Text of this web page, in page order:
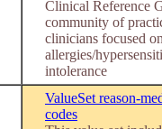
Clinical Reference
community of
clinicians focused
allergies/
intolerance
ValueSet reason-
codes